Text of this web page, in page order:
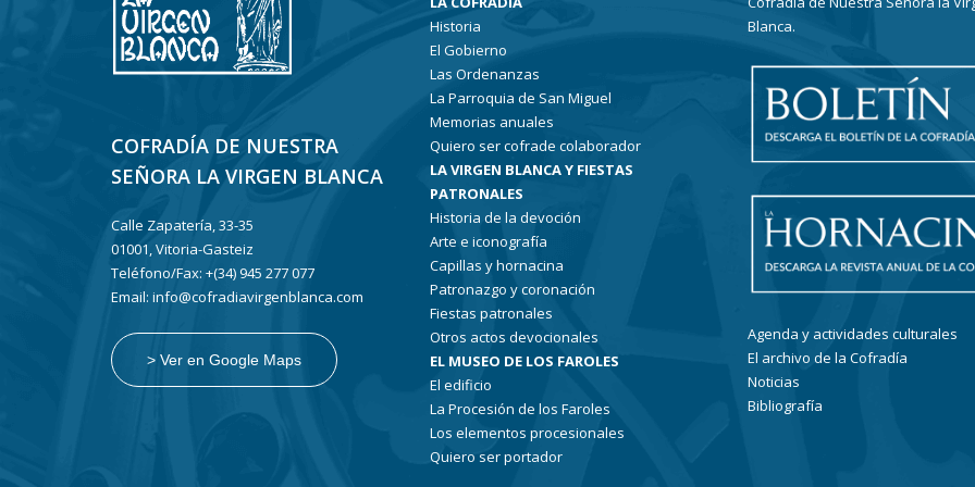
COFRADÍA DE NUESTRA
SEÑORA LA VIRGEN BLANCA
Calle Zapatería, 33-35
01001, Vitoria-Gasteiz
Teléfono/Fax: +(34) 945 277 077
Email: info@cofradiavirgenblanca.com
> Ver en Google Maps
Historia
El Gobierno
Las Ordenanzas
La Parroquia de San Miguel
Memorias anuales
Quiero ser cofrade colaborador
LA VIRGEN BLANCA Y FIESTAS
PATRONALES
Historia de la devoción
Arte e iconografía
Capillas y hornacina
Patronazgo y coronación
Fiestas patronales
Otros actos devocionales
EL MUSEO DE LOS FAROLES
El edificio
La Procesión de los Faroles
Los elementos procesionales
Quiero ser portador
Blanca.
Agenda y actividades culturales
El archivo de la Cofradía
Noticias
Bibliografía